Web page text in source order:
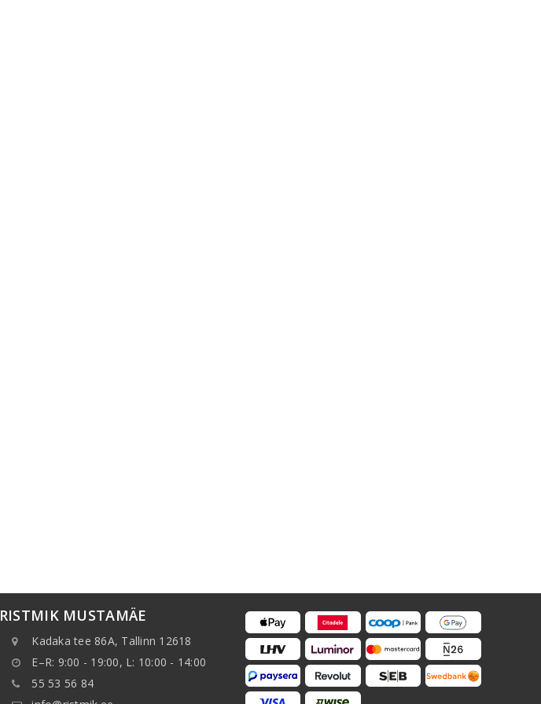
RISTMIK MUSTAMÄE
Kadaka tee 86A, Tallinn 12618
E–R: 9:00 - 19:00, L: 10:00 - 14:00
55 53 56 84